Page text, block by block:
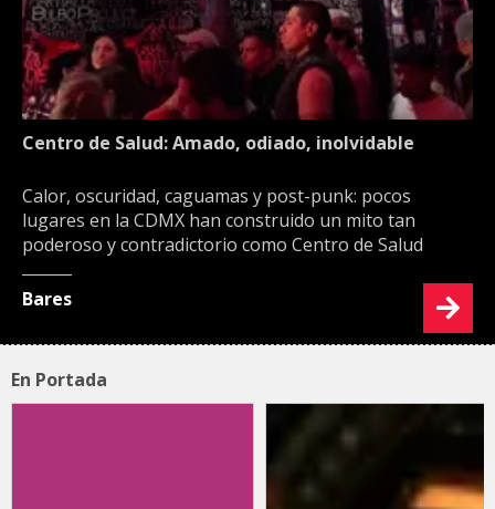
Centro de Salud: Amado, odiado, inolvidable
Calor, oscuridad, caguamas y post-punk: pocos
lugares en la CDMX han construido un mito tan
poderoso y contradictorio como Centro de Salud
Bares
En Portada